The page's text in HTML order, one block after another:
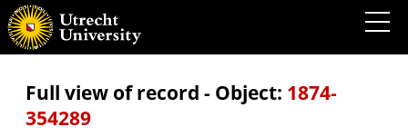
Zaligheid.
Full view of record - Object: 1874-
354289